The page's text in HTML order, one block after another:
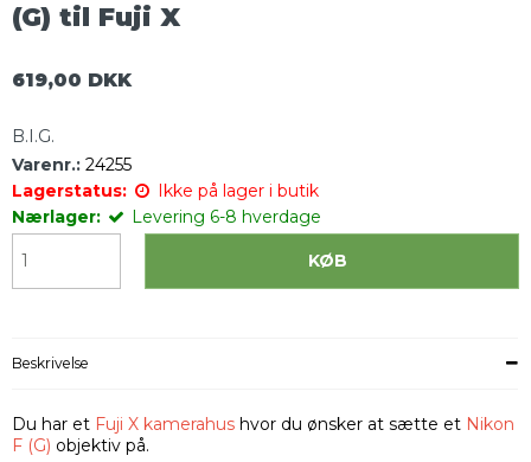
(G) til Fuji X
619,00 DKK
B.I.G.
Varenr.: 24255
Lagerstatus:
Ikke på lager i butik
Nærlager:
Levering 6-8 hverdage
KØB
Beskrivelse
Du har et Fuji X kamerahus hvor du ønsker at sætte et Nikon
F (G) objektiv på.